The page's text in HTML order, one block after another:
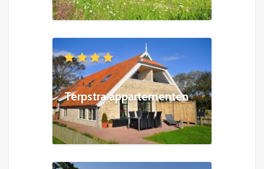
Terpstra appartementen